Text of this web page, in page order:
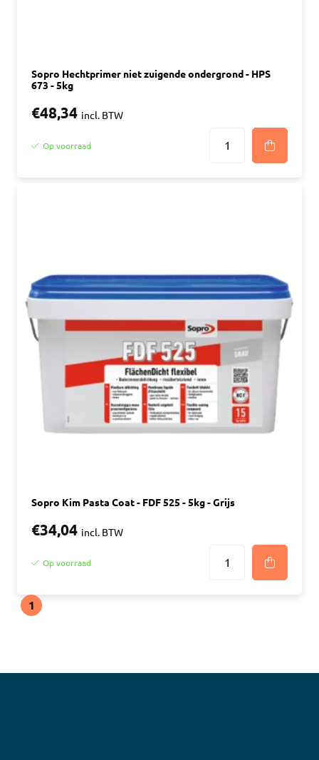
Sopro Hechtprimer niet zuigende ondergrond - HPS
673 - 5kg
€48,34 incl. BTW
Op voorraad
Sopro Kim Pasta Coat - FDF 525 - 5kg - Grijs
€34,04 incl. BTW
Op voorraad
1